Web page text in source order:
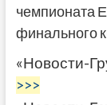
чемпионата
финального
«Новости-
>>>